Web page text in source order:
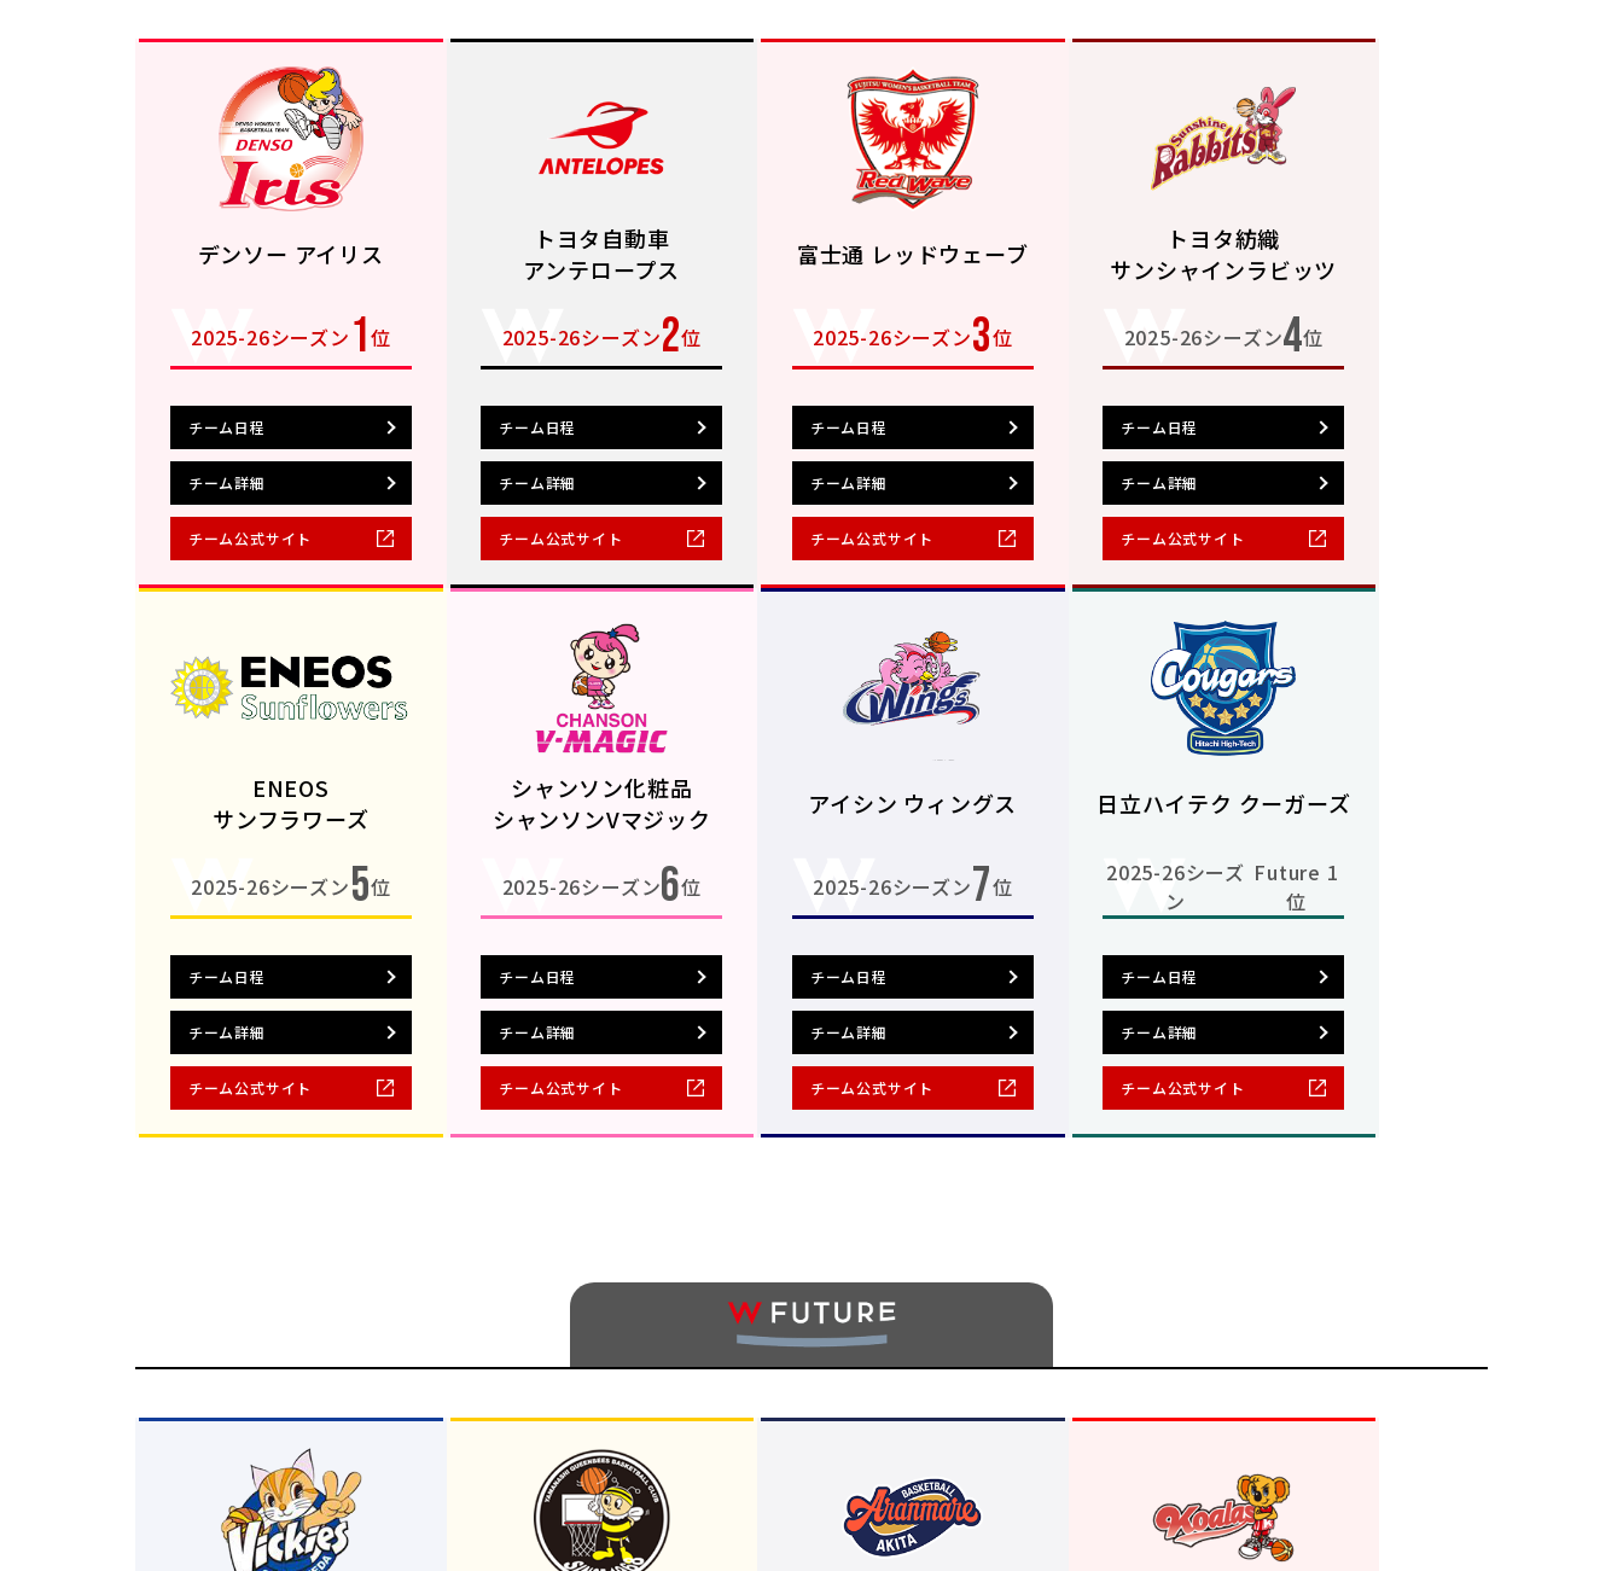
デンソー アイリス
2025-26シーズン 1位
チーム日程
チーム詳細
チーム公式サイト
トヨタ自動車
アンテロープス
2025-26シーズン2位
チーム日程
チーム詳細
チーム公式サイト
富士通 レッドウェーブ
2025-26シーズン3位
チーム日程
チーム詳細
チーム公式サイト
トヨタ紡織
サンシャインラビッツ
2025-26シーズン4位
チーム日程
チーム詳細
チーム公式サイト
ENEOS
サンフラワーズ
2025-26シーズン5位
チーム日程
チーム詳細
チーム公式サイト
シャンソン化粧品
シャンソンVマジック
2025-26シーズン6位
チーム日程
チーム詳細
チーム公式サイト
アイシン ウィングス
2025-26シーズン7位
チーム日程
チーム詳細
チーム公式サイト
日立ハイテク クーガーズ
2025-26シーズ
ン
Future 1
位
チーム日程
チーム詳細
チーム公式サイト